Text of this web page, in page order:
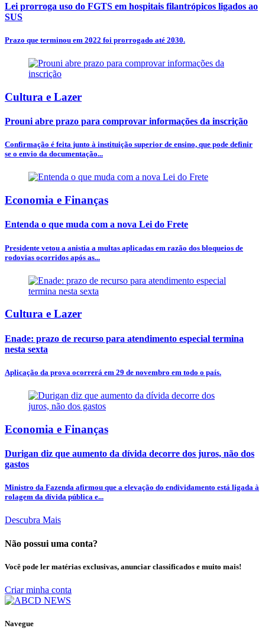
Lei prorroga uso do FGTS em hospitais filantrópicos ligados ao
SUS
Prazo que terminou em 2022 foi prorrogado até 2030.
Cultura e Lazer
Prouni abre prazo para comprovar informações da inscrição
Confirmação é feita junto à instituição superior de ensino, que pode definir
se o envio da documentação...
Economia e Finanças
Entenda o que muda com a nova Lei do Frete
Presidente vetou a anistia a multas aplicadas em razão dos bloqueios de
rodovias ocorridos após as...
Cultura e Lazer
Enade: prazo de recurso para atendimento especial termina
nesta sexta
Aplicação da prova ocorrerá em 29 de novembro em todo o país.
Economia e Finanças
Durigan diz que aumento da dívida decorre dos juros, não dos
gastos
Ministro da Fazenda afirmou que a elevação do endividamento está ligada à
rolagem da dívida pública e...
Descubra Mais
Não possui uma conta?
Você pode ler matérias exclusivas, anunciar classificados e muito mais!
Criar minha conta
Navegue